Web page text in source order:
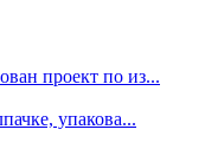
проект по из...
упакова...